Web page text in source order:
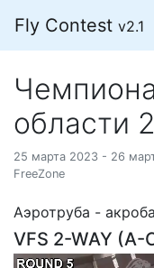
Fly Contest v2.1
области
25 марта 2023 - 26
FreeZone
Аэротруба -
VFS 2-WAY (A-